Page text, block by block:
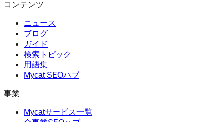
コンテンツ
ニュース
ブログ
ガイド
検索トピック
用語集
Mycat SEOハブ
事業
Mycatサービス一覧